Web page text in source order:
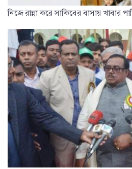
নিজে রান্না করে সাকিবের বাসায় খাবার